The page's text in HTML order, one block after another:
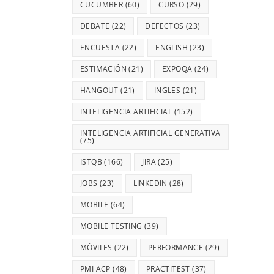
CUCUMBER (60) CURSO (29)
DEBATE (22) DEFECTOS (23)
ENCUESTA (22) ENGLISH (23)
ESTIMACIÓN (21) EXPOQA (24)
HANGOUT (21) INGLES (21)
INTELIGENCIA ARTIFICIAL (152)
INTELIGENCIA ARTIFICIAL GENERATIVA
(75)
ISTQB (166) JIRA(25)
JOBS (23) LINKEDIN (28)
MOBILE (64)
MOBILE TESTING (39)
MÓVILES (22) PERFORMANCE (29)
PMI ACP (48) PRACTITEST (37)